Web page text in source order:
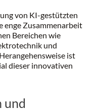
von KI-gestützten
enge Zusammenarbeit
Bereichen wie
und
ist
dieser innovativen
und